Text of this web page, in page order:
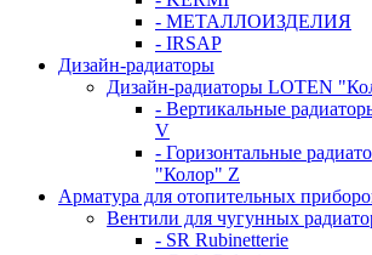
- МЕТАЛЛОИЗДЕЛИЯ
- IRSAP
Дизайн-радиаторы
Дизайн-радиаторы LOTEN
- Вертикальные
V
- Горизонтальные
"Колор" Z
Арматура для отопительных
Вентили для чугунных
- SR Rubinetterie